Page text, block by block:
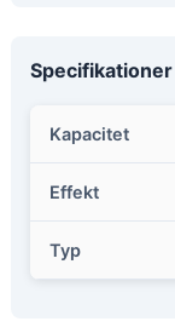
Specifikationer
Kapacitet
Effekt
Typ